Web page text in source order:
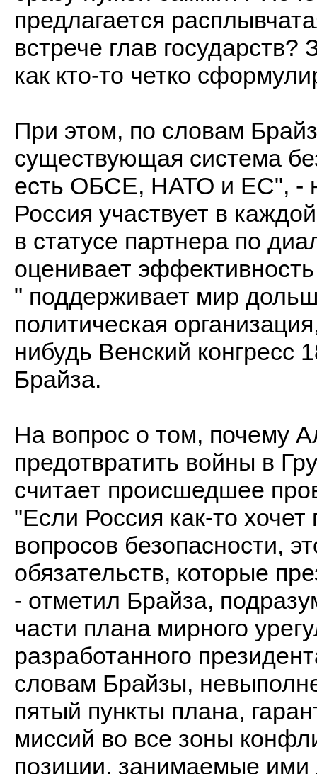
предлагается
встрече глав
как кто-то четко
При этом, по словам
существующая система
есть ОБСЕ, НАТО и ЕС", -
Россия участвует в
в статусе партнера по
оценивает
" поддерживает мир
политическая
нибудь Венский конгресс
Брайза.
На вопрос о том, почему
предотвратить войны в
считает происшедшее
"Если Россия как-то
вопросов безопасности,
обязательств, которые
- отметил Брайза,
части плана мирного
разработанного
словам Брайзы,
пятый пункты плана,
миссий во все зоны
позиции, занимаемые